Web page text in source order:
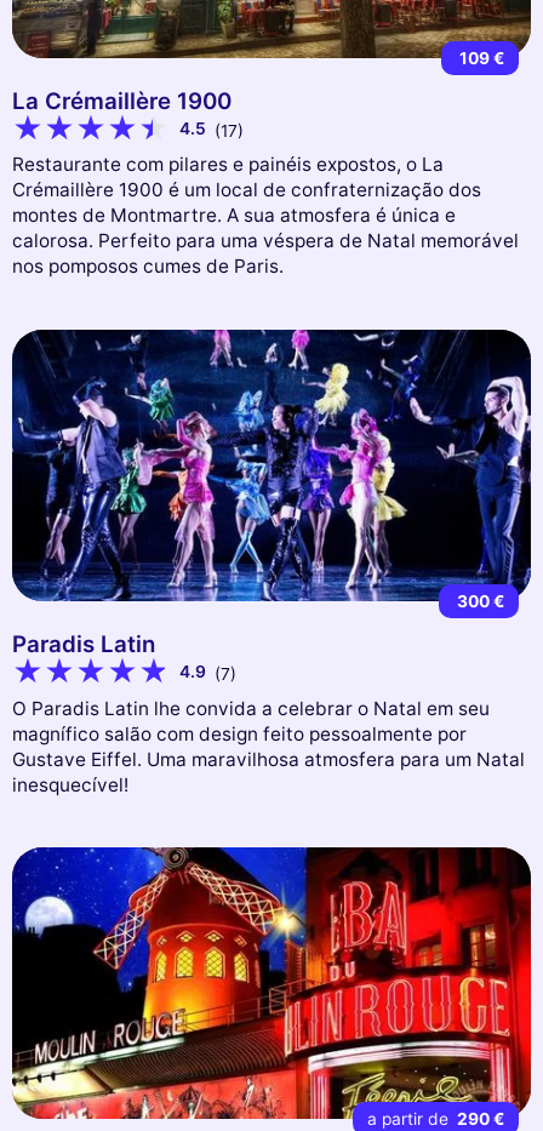
109 €
La Crémaillère 1900
4.5 (17)
Restaurante com pilares e painéis expostos, o La
Crémaillère 1900 é um local de confraternização dos
montes de Montmartre. A sua atmosfera é única e
calorosa. Perfeito para uma véspera de Natal memorável
nos pomposos cumes de Paris.
300 €
Paradis Latin
4.9 (7)
O Paradis Latin lhe convida a celebrar o Natal em seu
magnífico salão com design feito pessoalmente por
Gustave Eiffel. Uma maravilhosa atmosfera para um Natal
inesquecível!
a partir de 290 €